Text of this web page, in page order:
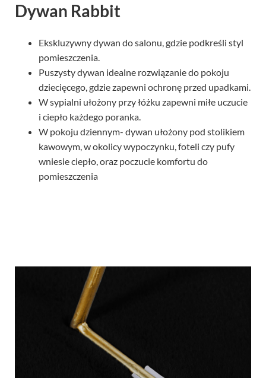
Dywan Rabbit
Ekskluzywny dywan do salonu, gdzie podkreśli styl
pomieszczenia.
Puszysty dywan idealne rozwiązanie do pokoju
dziecięcego, gdzie zapewni ochronę przed upadkami.
W sypialni ułożony przy łóżku zapewni miłe uczucie
i ciepło każdego poranka.
W pokoju dziennym- dywan ułożony pod stolikiem
kawowym, w okolicy wypoczynku, foteli czy pufy
wniesie ciepło, oraz poczucie komfortu do
pomieszczenia